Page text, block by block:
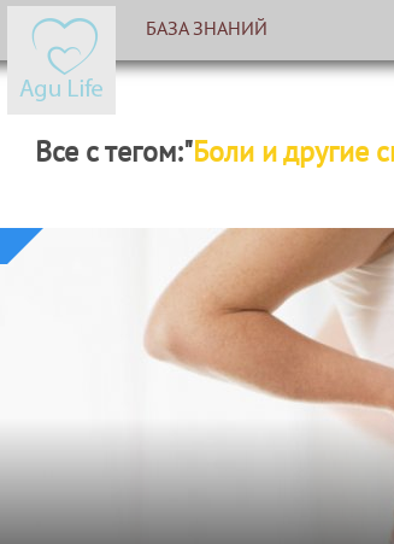
БАЗА ЗНАНИЙ
Все с тегом:"Боли и другие